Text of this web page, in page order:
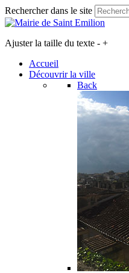
Rechercher dans le site
Ajuster la taille du texte - +
Accueil
Découvrir la ville
Back